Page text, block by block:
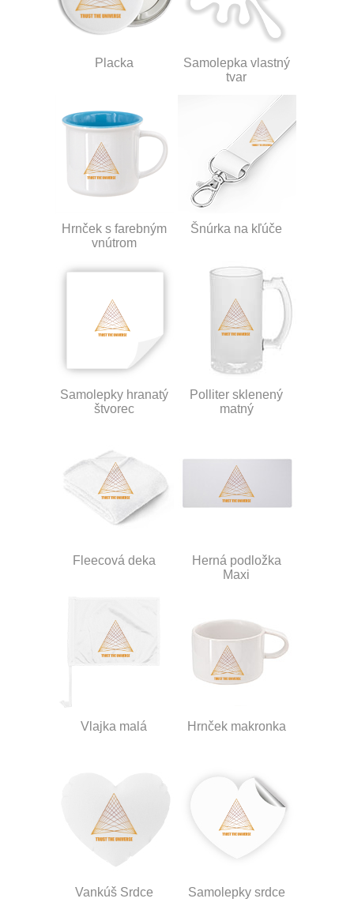
Placka
Samolepka vlastný
tvar
Hrnček s farebným
vnútrom
Šnúrka na kľúče
Samolepky hranatý
štvorec
Polliter sklenený
matný
Fleecová deka
Herná podložka
Maxi
Vlajka malá Hrnček makronka
Vankúš Srdce Samolepky srdce